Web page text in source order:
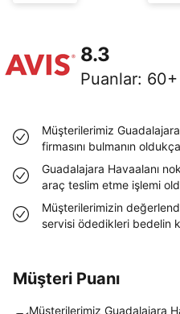
8.3
Puanlar: 60+
Müşterilerimiz
firmasını bulmanın
Guadalajara Havaalanı
araç teslim etme işlemi
Müşterilerimizin
servisi ödedikleri bedelin
Müşteri Puanı
Müşterilerimiz Guadalajara